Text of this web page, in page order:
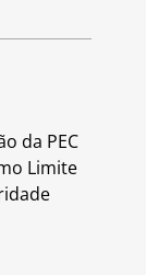
da PEC
Limite